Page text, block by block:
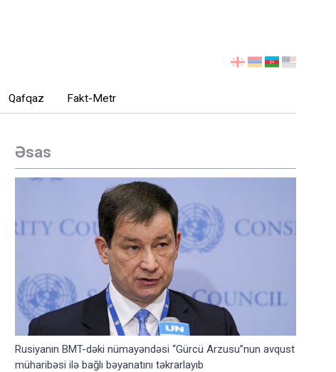
Qafqaz Fakt-Metr
აირჩიეთ
Əsas
Rusiyanın BMT-dəki nümayəndəsi “Gürcü Arzusu”nun avqust
müharibəsi ilə bağlı bəyanatını təkrarlayıb